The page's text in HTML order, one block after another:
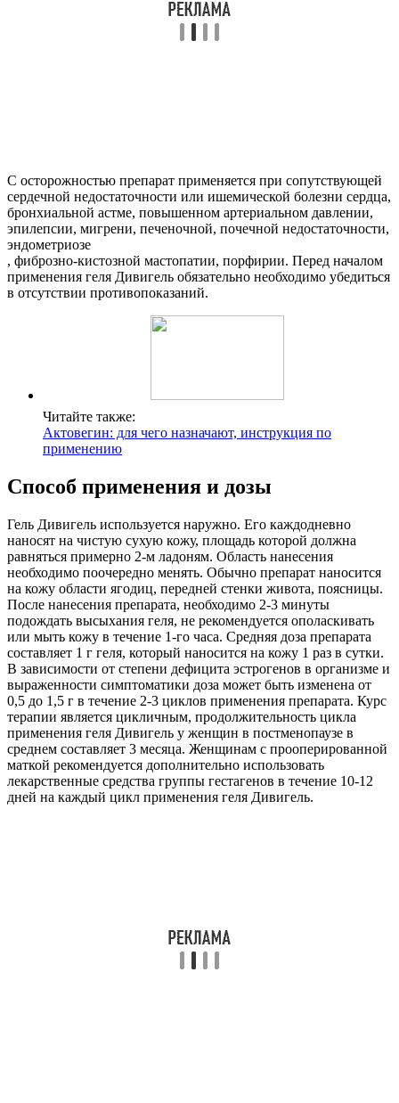
С осторожностью препарат применяется при сопутствующей
сердечной недостаточности или ишемической болезни сердца,
бронхиальной астме, повышенном артериальном давлении,
эпилепсии, мигрени, печеночной, почечной недостаточности,
эндометриозе
, фиброзно-кистозной мастопатии, порфирии. Перед началом
применения геля Дивигель обязательно необходимо убедиться
в отсутствии противопоказаний.
Читайте также:
Актовегин: для чего назначают, инструкция по
применению
Способ применения и дозы
Гель Дивигель используется наружно. Его каждодневно
наносят на чистую сухую кожу, площадь которой должна
равняться примерно 2-м ладоням. Область нанесения
необходимо поочередно менять. Обычно препарат наносится
на кожу области ягодиц, передней стенки живота, поясницы.
После нанесения препарата, необходимо 2-3 минуты
подождать высыхания геля, не рекомендуется ополаскивать
или мыть кожу в течение 1-го часа. Средняя доза препарата
составляет 1 г геля, который наносится на кожу 1 раз в сутки.
В зависимости от степени дефицита эстрогенов в организме и
выраженности симптоматики доза может быть изменена от
0,5 до 1,5 г в течение 2-3 циклов применения препарата. Курс
терапии является цикличным, продолжительность цикла
применения геля Дивигель у женщин в постменопаузе в
среднем составляет 3 месяца. Женщинам с прооперированной
маткой рекомендуется дополнительно использовать
лекарственные средства группы гестагенов в течение 10-12
дней на каждый цикл применения геля Дивигель.